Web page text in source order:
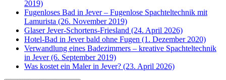
2019)
Fugenloses Bad in Jever – Fugenlose Spachteltechnik mit
Lamurista (26. November 2019)
Glaser Jever-Schortens-Friesland (24. April 2026)
Hotel-Bad in Jever bald ohne Fugen (1. Dezember 2020)
Verwandlung eines Badezimmers – kreative Spachteltechnik
in Jever (6. September 2019)
Was kostet ein Maler in Jever? (23. April 2026)